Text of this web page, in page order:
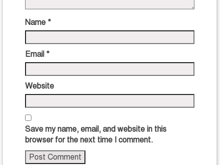
Name *
Email *
Website
Save my name, email, and website in this
browser for the next time I comment.